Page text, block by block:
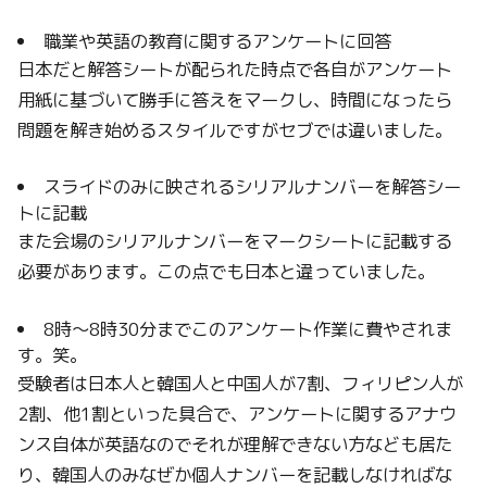
職業や英語の教育に関するアンケートに回答
日本だと解答シートが配られた時点で各自がアンケート
用紙に基づいて勝手に答えをマークし、時間になったら
問題を解き始めるスタイルですがセブでは違いました。
スライドのみに映されるシリアルナンバーを解答シー
トに記載
また会場のシリアルナンバーをマークシートに記載する
必要があります。この点でも日本と違っていました。
8時～8時30分までこのアンケート作業に費やされま
す。笑。
受験者は日本人と韓国人と中国人が7割、フィリピン人が
2割、他1割といった具合で、アンケートに関するアナウ
ンス自体が英語なのでそれが理解できない方なども居た
り、韓国人のみなぜか個人ナンバーを記載しなければな